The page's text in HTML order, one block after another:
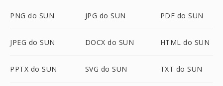
PNG do SUN JPG do SUN PDF do SUN
JPEG do SUN DOCX do SUN HTML do SUN
PPTX do SUN SVG do SUN TXT do SUN